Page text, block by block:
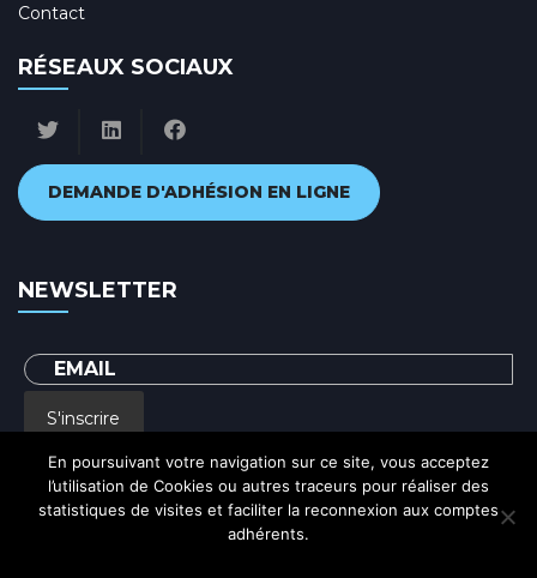
Contact
RÉSEAUX SOCIAUX
DEMANDE D'ADHÉSION EN LIGNE
NEWSLETTER
S'inscrire
En renseignant votre adresse email, vous acceptez de recevoir par courrier
electronique notre lettre d'information et vous prenez connaissance de notre
En poursuivant votre navigation sur ce site, vous acceptez
l’utilisation de Cookies ou autres traceurs pour réaliser des
statistiques de visites et faciliter la reconnexion aux comptes
adhérents.